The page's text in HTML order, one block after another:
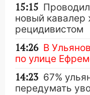
15:15
новый
рецидивистом
14:26 В
по улице
14:23 67%
передумать